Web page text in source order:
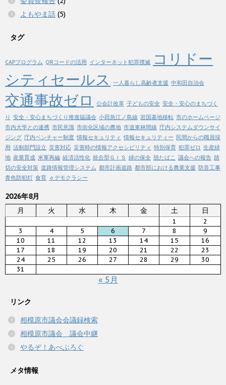
よもやま話 (5)
タグ
CAPプログラム QRコードの活用 インターネット犯罪撲滅
コリドー
シティセールス
一人暮らし高齢者支援 中和田自治会
交通事故ゼロ 公会計改革 子どもの安全 安全・安心のまちづく
り 安全・安心まちづくり推進協議会 小田急江ノ島線 岩国基地移転 市のホームページ
市内大学との連携 市民意識 市街化区域の農地 市道東林間線 庁内システムダウンサイ
ジング 庁内ベンチャー制度 情報セキュリティ 情報セキュリティー 民間からの職員採
用 法制部門設立 災害対応 災害時の情報アクセシビリティ 特別保育 犯罪ゼロ 生産緑
地 産業育成 米軍再編 経済活性化 統合型ＧＩＳ 緑の保全 脱たばこ 議会への報告 踏
切の安全対策 道路情報管理システム 都市計画道路 都市部における農業支援 防音工事
青色防犯灯 食育 ｅデモクラシー
2026年8月
月
火 水 木 金 土 日
1
2
3
4 5 6 7 8
9
10
11 12 13 14 15
16
17
18 19 20 21 22
23
24
25 26 27 28 29
30
31
« 5月
リンク
相模原市議会会議録検索
相模原市議会 議会中継
やるぞ！あべぶろぐ
メタ情報